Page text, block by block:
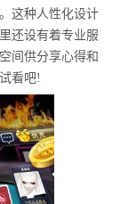
这种人性化设计
还设有着专业服
间供分享心得和
看吧!